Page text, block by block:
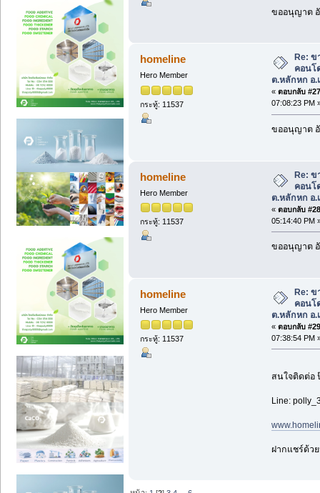
ขออนุญาต
homeline
Hero Member
กระทู้: 11537
Re: ข
คอนโ
ต.หลักหก อ.
« ตอบกลับ
07:08:23 PM
ขออนุญาต
homeline
Hero Member
กระทู้: 11537
Re: ข
คอนโ
ต.หลักหก อ.
« ตอบกลับ
05:14:40 PM
ขออนุญาต
homeline
Hero Member
กระทู้: 11537
Re: ข
คอนโ
ต.หลักหก อ.
« ตอบกลับ
07:38:54 PM
สนใจติดต่อ
Line:
ฝากแชร์ด้ว